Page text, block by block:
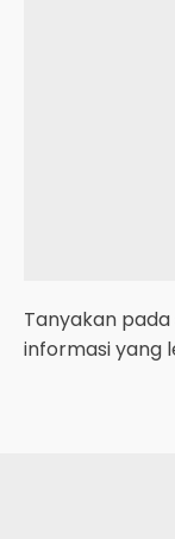
Tanyakan
informasi yang